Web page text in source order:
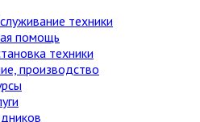
техники
помощь
техники
производство